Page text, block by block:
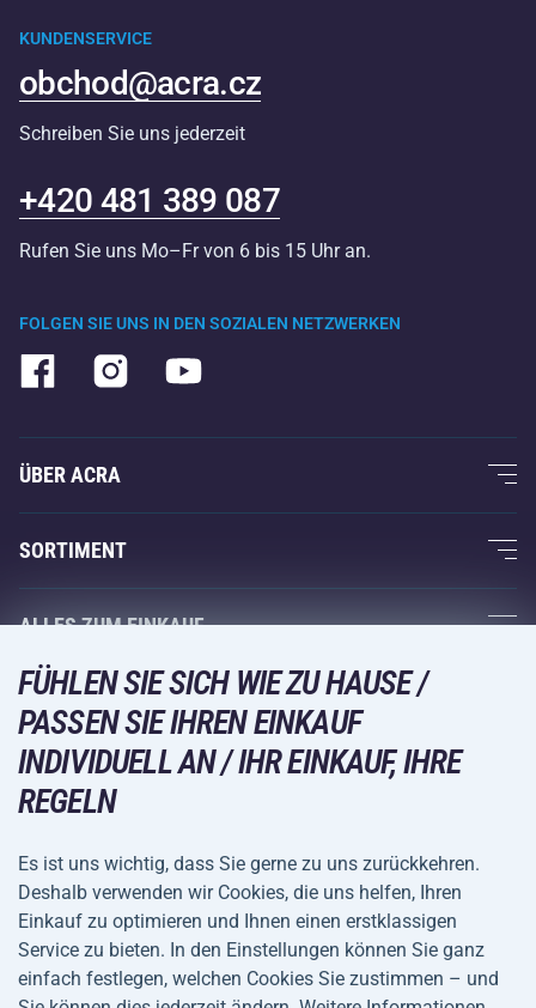
FOLGEN SIE UNS IN DEN SOZIALEN NETZWERKEN
KUNDENSERVICE
obchod@acra.cz
Schreiben Sie uns jederzeit
+420 481 389 087
Rufen Sie uns Mo–Fr von 6 bis 15 Uhr an.
ÜBER ACRA
Über uns
Acra-Garantie
Kontakte
Großhandel
Einkaufsratgeber
SORTIMENT
Fitness und Krafttraining
Racketsportarten
Wintersport
Freizeit und Unterhaltung
Camping und Wandern
Fahrräder und Roller
Ballsportarten
Wassersport
ALLES ZUM EINKAUF
Acra-Garantie
Rückgabe und Reklamationen
VERSANDARTEN
ZAHLUNGSARTEN
FÜHLEN SIE SICH WIE ZU HAUSE /
PASSEN SIE IHREN EINKAUF
INDIVIDUELL AN / IHR EINKAUF, IHRE
REGELN
Es ist uns wichtig, dass Sie gerne zu uns zurückkehren.
Deshalb verwenden wir Cookies, die uns helfen, Ihren
Einkauf zu optimieren und Ihnen einen erstklassigen
Service zu bieten. In den Einstellungen können Sie ganz
einfach festlegen, welchen Cookies Sie zustimmen – und